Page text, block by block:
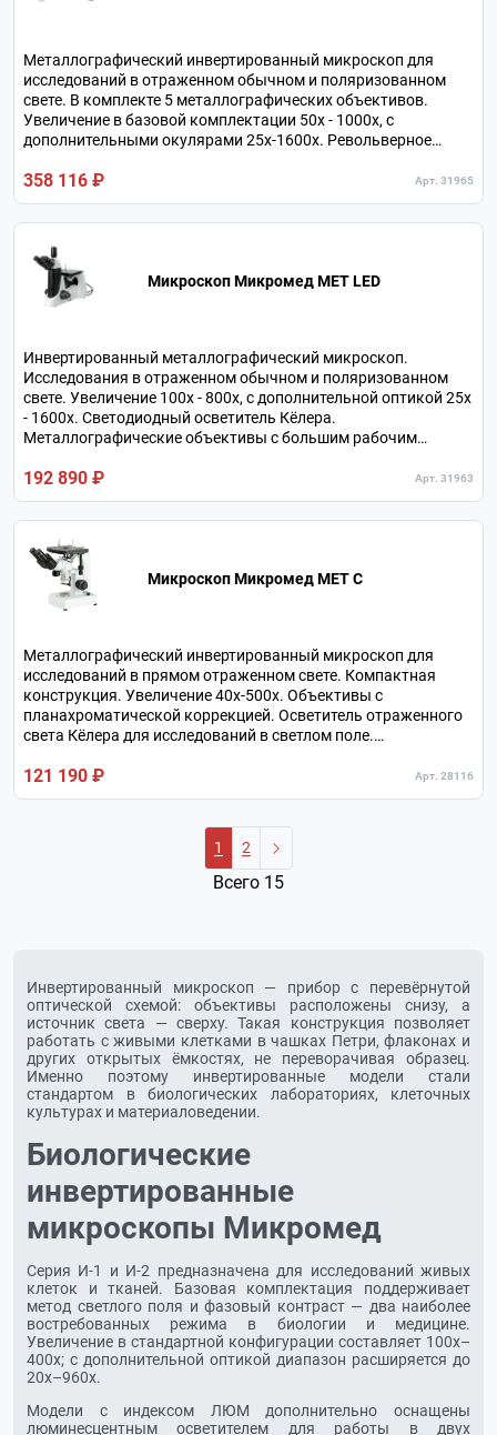
Металлографический инвертированный микроскоп для
исследований в отраженном обычном и поляризованном
свете. В комплекте 5 металлографических объективов.
Увеличение в базовой комплектации 50х - 1000х, с
дополнительными окулярами 25х-1600х. Револьверное
визуализации для камеры. Предметный столик допускает
нагрузку до 5 кг.
358 116 ₽ Арт. 31965
Микроскоп Микромед МЕТ LED
Инвертированный металлографический микроскоп.
Исследования в отраженном обычном и поляризованном
свете. Увеличение 100х - 800х, с дополнительной оптикой 25х
- 1600х. Светодиодный осветитель Кёлера.
Металлографические объективы с большим рабочим
Револьверное устройство на 5 объективов.
192 890 ₽ Арт. 31963
Микроскоп Микромед МЕТ С
Металлографический инвертированный микроскоп для
исследований в прямом отраженном свете. Компактная
конструкция. Увеличение 40х-500х. Объективы с
планахроматической коррекцией. Осветитель отраженного
света Кёлера для исследований в светлом поле.
конструкция визуальной насадки.
121 190 ₽ Арт. 28116
1 2
Всего 15
Инвертированный микроскоп — прибор с перевёрнутой
оптической схемой: объективы расположены снизу, а
источник света — сверху. Такая конструкция позволяет
работать с живыми клетками в чашках Петри, флаконах и
других открытых ёмкостях, не переворачивая образец.
Именно поэтому инвертированные модели стали
стандартом в биологических лабораториях, клеточных
культурах и материаловедении.
Биологические
инвертированные
микроскопы Микромед
Серия И-1 и И-2 предназначена для исследований живых
клеток и тканей. Базовая комплектация поддерживает
метод светлого поля и фазовый контраст — два наиболее
востребованных режима в биологии и медицине.
Увеличение в стандартной конфигурации составляет 100х–
400х; с дополнительной оптикой диапазон расширяется до
20х–960х.
Модели с индексом ЛЮМ дополнительно оснащены
люминесцентным осветителем для работы в двух